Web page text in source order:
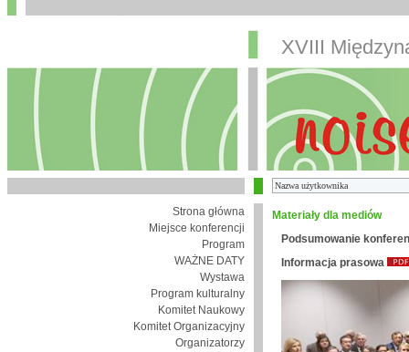
XVIII
Strona główna
Miejsce konferencji
Program
WAŻNE DATY
Wystawa
Program kulturalny
Komitet Naukowy
Komitet Organizacyjny
Organizatorzy
Materiały dla mediów
Podsumowanie
Informacja prasowa